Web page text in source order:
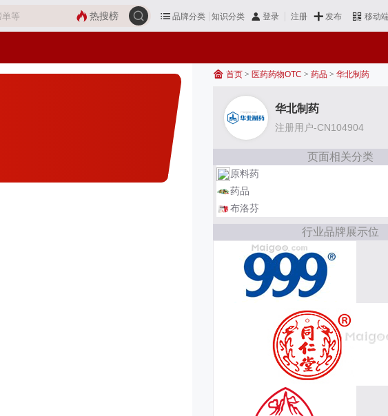
品牌分类 知识分类 登录 注册 发布 移动
热搜榜
首页 > 医药药物OTC > 药品 > 华北制药
华北制药
注册用户-CN104904
页面相关分类
原料药
药品
布洛芬
行业品牌展示位